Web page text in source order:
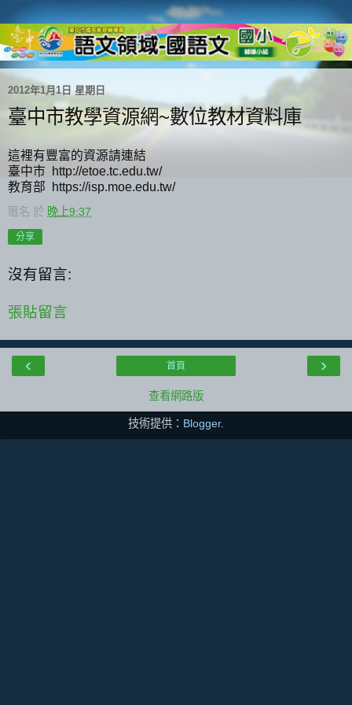
2012年1月1日 星期日
臺中市教學資源網~數位教材資料庫
這裡有豐富的資源請連結
臺中市 http://etoe.tc.edu.tw/
教育部 https://isp.moe.edu.tw/
匿名 於 晚上9:37
分享
沒有留言:
張貼留言
‹ ›
首頁
查看網路版
技術提供： Blogger.